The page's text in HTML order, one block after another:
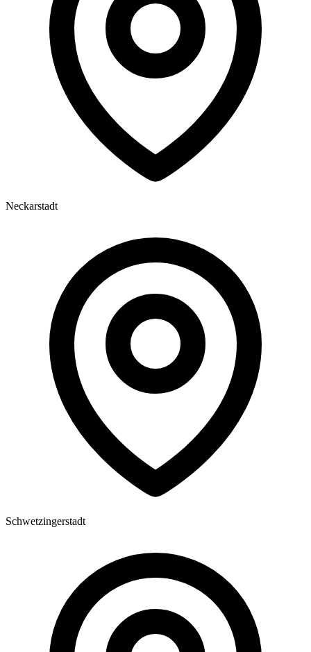
Neckarstadt
Schwetzingerstadt